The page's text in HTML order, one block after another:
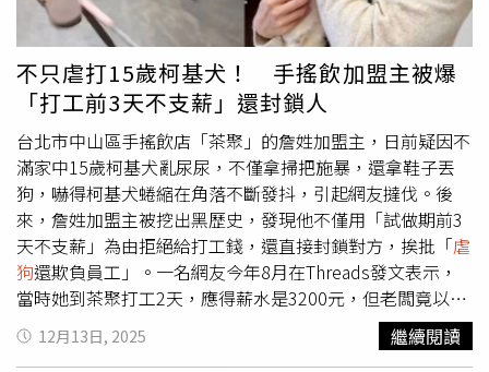
基犬已高齡15歲，疑似因為亂便溺遭飼主懲罰，飼主一邊罵
髒話還拿東西朝柯基犬扔，更把「教訓」愛犬的影片PO上
社群，寫下「誰要養？送他，不然我就把牠安樂死」、
「（就算）牠20歲，我還是會這樣對牠」。虐寵飼主很快被
網友發現是知名手搖飲茶聚的加盟主，眾人紛紛湧入
Google評論留負評。針對這起事件，茶聚加盟總部總經理
吳致宏第一時間就發文回應，已責成團隊立即啟動危機處置
機制，強調茶聚對任何形式的暴力行為態度與立場是一致
的，不接受也不容忍。茶聚加盟總部臉書聲明全文：【關於
涉及違背動保法規 門店張貼解約通知之說明】針對近日事
件，茶聚加盟總部已依加盟契約完成相關處置程序，並正式
終止與涉及違背動保法規之加盟主之合作關係。為避免社會
大眾、周邊居民及消費者產生誤解，總部已於該門店現場張
貼正式解約與處置說明公告，清楚告知：茶聚已完成契約層
不只虐打15歲柯基犬！ 手搖飲加盟主被爆
「打工前3天不支薪」還封鎖人
台北市中山區手搖飲店「茶聚」的詹姓加盟主，日前疑因不
滿家中15歲柯基犬亂尿尿，不僅拿掃把施暴，還拿鞋子丟
狗，嚇得柯基犬蜷縮在角落不斷發抖，引起網友撻伐。後
來，詹姓加盟主被挖出黑歷史，發現他不僅用「試做期前3
天不支薪」為由拒絕給打工錢，還直接封鎖對方，挨批「虐
狗還欺負員工」。一名網友今年8月在Threads發文表示，
當時她到茶聚打工2天，應得薪水是3200元，但老闆竟以
「試做期前3天不支薪」為由拒絕給錢，而她氣得貼出《勞
動基準法》警告老闆違法，對方才承諾要用LINE Pay匯款，
12月13日, 2025 繼續閱讀